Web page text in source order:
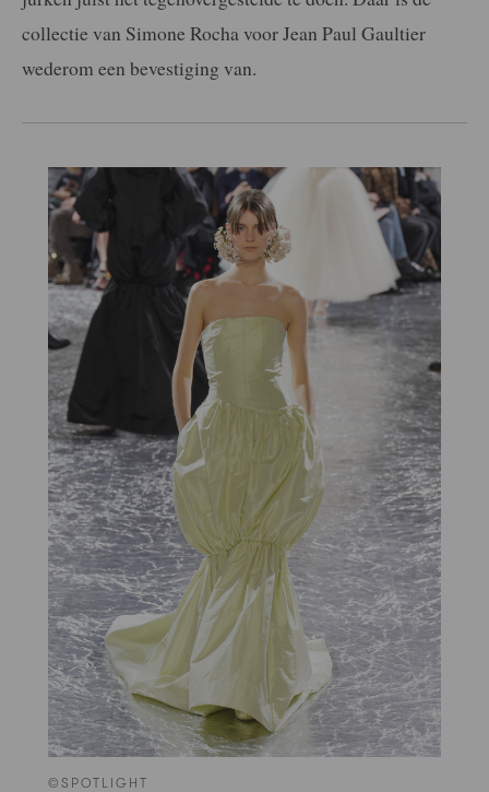
collectie van Simone Rocha voor Jean Paul Gaultier
wederom een bevestiging van.
©SPOTLIGHT